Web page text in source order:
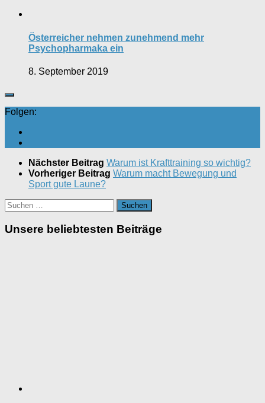
Österreicher nehmen zunehmend mehr
Psychopharmaka ein
8. September 2019
Folgen:
Nächster Beitrag Warum ist Krafttraining so wichtig?
Vorheriger Beitrag Warum macht Bewegung und
Sport gute Laune?
Suchen
nach:
Unsere beliebtesten Beiträge